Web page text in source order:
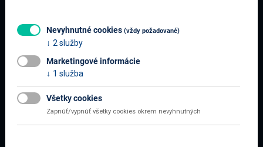
Všetko o nákupe
Najčastejšie otázky
Doprava a platba
Nevyhnutné cookies (vždy požadované)
2 služby
Marketingové informácie
1 služba
Všetky cookies
Zapnúť/vypnúť všetky cookies okrem nevyhnutných